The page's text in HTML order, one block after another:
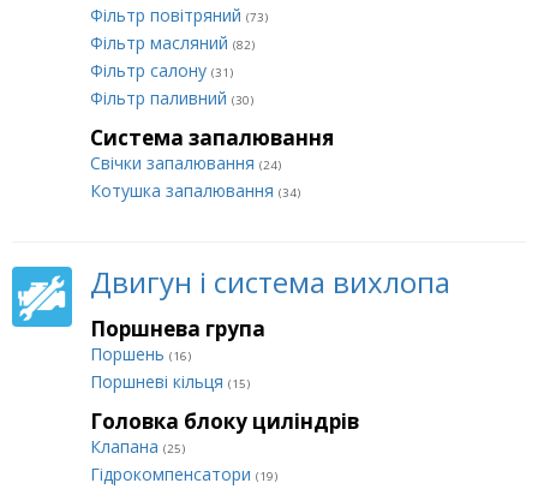
Фільтр повітряний (73)
Фільтр масляний (82)
Фільтр салону (31)
Фільтр паливний (30)
Система запалювання
Свічки запалювання (24)
Котушка запалювання (34)
Двигун і система вихлопа
Поршнева група
Поршень (16)
Поршневі кільця (15)
Головка блоку циліндрів
Клапана (25)
Гідрокомпенсатори (19)